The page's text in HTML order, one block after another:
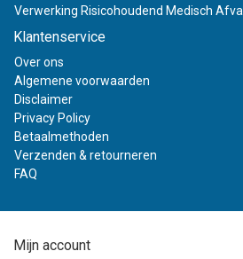
Verwerking Risicohoudend Medisch Afval
Klantenservice
Over ons
Algemene voorwaarden
Disclaimer
Privacy Policy
Betaalmethoden
Verzenden & retourneren
FAQ
Mijn account